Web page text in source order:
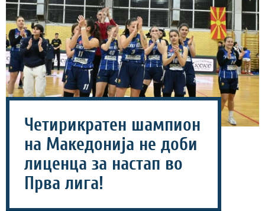
Четирикратен шампион
на Македонија не доби
лиценца за настап во
Прва лига!